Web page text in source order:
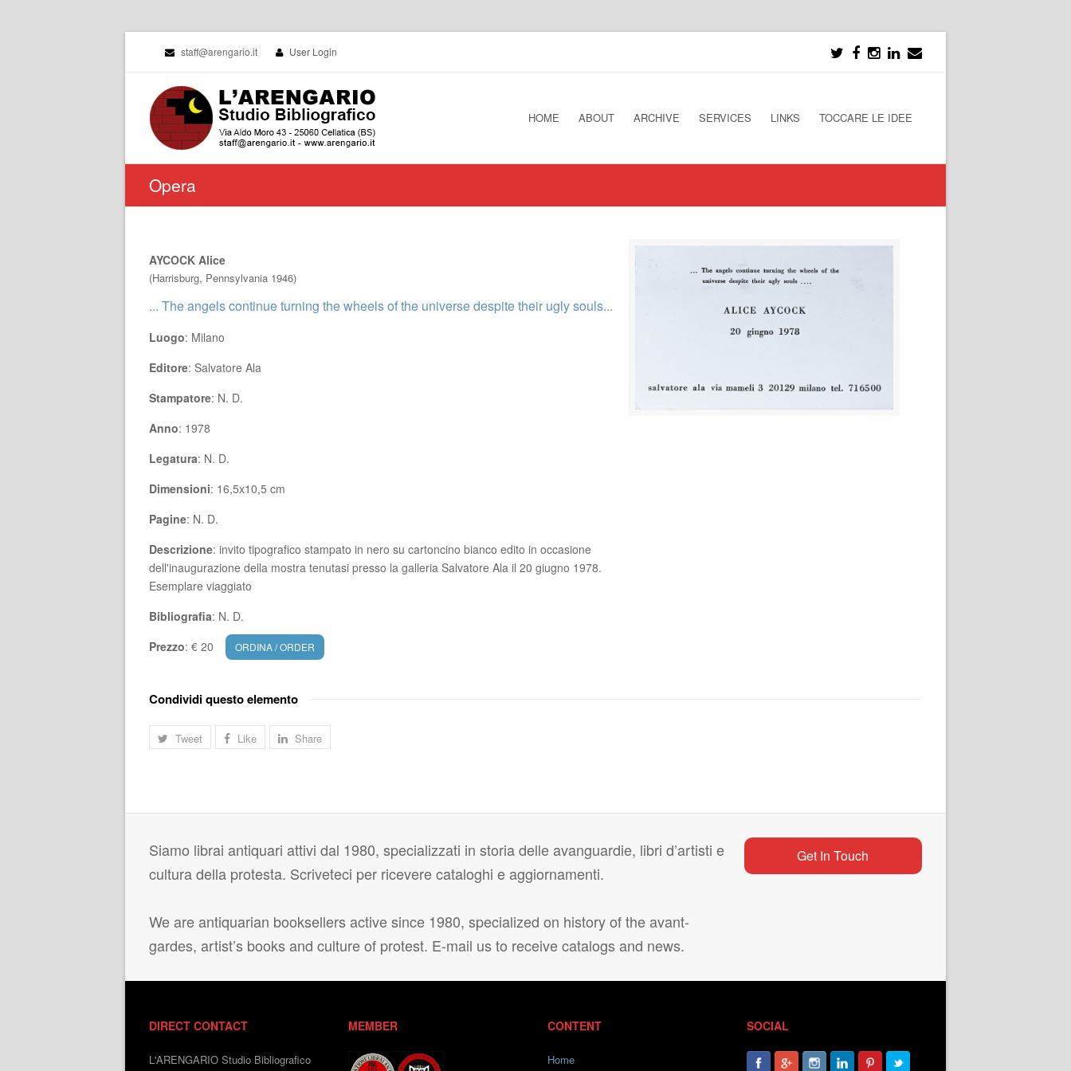
staff@arengario.it User Login
HOME ABOUT ARCHIVE SERVICES LINKS TOCCARE LE IDEE
Opera
AYCOCK Alice
(Harrisburg, Pennsylvania 1946)
... The angels continue turning the wheels of the universe despite their ugly souls...
Luogo: Milano
Editore: Salvatore Ala
Stampatore: N. D.
Anno: 1978
Legatura: N. D.
Dimensioni: 16,5x10,5 cm
Pagine: N. D.
Descrizione: invito tipografico stampato in nero su cartoncino bianco edito in occasione
dell'inaugurazione della mostra tenutasi presso la galleria Salvatore Ala il 20 giugno 1978.
Esemplare viaggiato
Bibliografia: N. D.
Prezzo: € 20 ORDINA / ORDER
Condividi questo elemento
Tweet Like Share
Siamo librai antiquari attivi dal 1980, specializzati in storia delle avanguardie, libri d’artisti e
cultura della protesta. Scriveteci per ricevere cataloghi e aggiornamenti.
We are antiquarian booksellers active since 1980, specialized on history of the avant-
gardes, artist’s books and culture of protest. E-mail us to receive catalogs and news.
Get In Touch
DIRECT CONTACT
L'ARENGARIO Studio Bibliografico
MEMBER CONTENT
Home
SOCIAL